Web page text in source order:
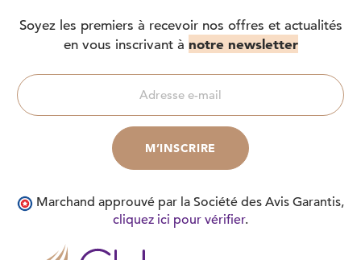
Soyez les premiers à recevoir nos offres et actualités
en vous inscrivant à notre newsletter
Marchand approuvé par la Société des Avis Garantis,
cliquez ici pour vérifier.